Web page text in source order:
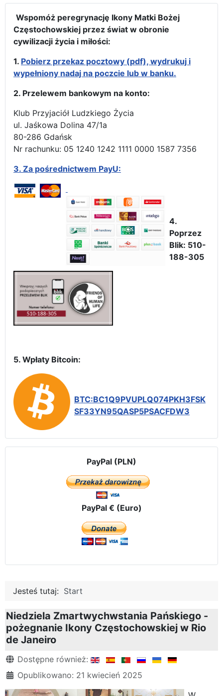
Wspomóż peregrynację Ikony Matki Bożej
Częstochowskiej przez świat w obronie
cywilizacji życia i miłości:
1. Pobierz przekaz pocztowy (pdf), wydrukuj i
wypełniony nadaj na poczcie lub w banku.
2. Przelewem bankowym na konto:
Klub Przyjaciół Ludzkiego Życia
ul. Jaśkowa Dolina 47/1a
80-286 Gdańsk
Nr rachunku: 05 1240 1242 1111 0000 1587 7356
3. Za pośrednictwem PayU:
4.
Poprzez
Blik: 510-
188-305
5. Wpłaty Bitcoin:
BTC:BC1Q9PVUPLQ074PKH3FSK
SF33YN95QASP5PSACFDW3
PayPal (PLN)
PayPal € (Euro)
Jesteś tutaj: Start
Niedziela Zmartwychwstania Pańskiego -
pożegnanie Ikony Częstochowskiej w Rio
de Janeiro
Szczegóły
Dostępne również:
Opublikowano: 21 kwiecień 2025